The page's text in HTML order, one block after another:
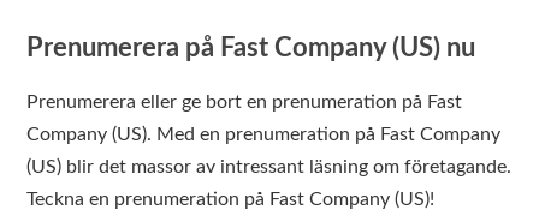
Prenumerera på Fast Company (US) nu
Prenumerera eller ge bort en prenumeration på Fast
Company (US). Med en prenumeration på Fast Company
(US) blir det massor av intressant läsning om företagande.
Teckna en prenumeration på Fast Company (US)!